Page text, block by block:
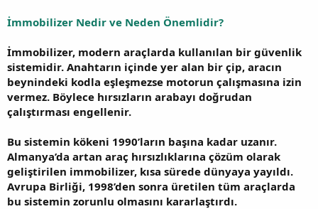
İmmobilizer Nedir ve Neden Önemlidir?
İmmobilizer, modern araçlarda kullanılan bir güvenlik
sistemidir. Anahtarın içinde yer alan bir çip, aracın
beynindeki kodla eşleşmezse motorun çalışmasına izin
vermez. Böylece hırsızların arabayı doğrudan
çalıştırması engellenir.
Bu sistemin kökeni 1990’ların başına kadar uzanır.
Almanya’da artan araç hırsızlıklarına çözüm olarak
geliştirilen immobilizer, kısa sürede dünyaya yayıldı.
Avrupa Birliği, 1998’den sonra üretilen tüm araçlarda
bu sistemin zorunlu olmasını kararlaştırdı.